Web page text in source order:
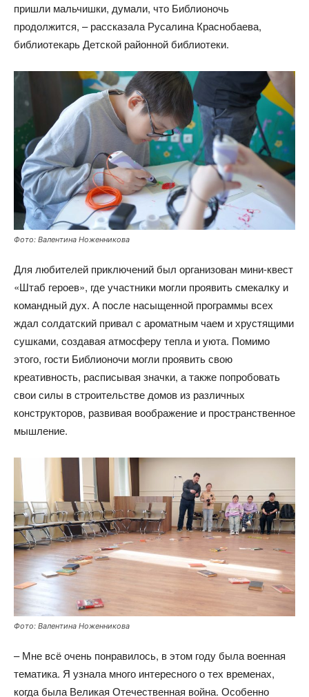
пришли мальчишки, думали, что Библионочь
продолжится, – рассказала Русалина Краснобаева,
библиотекарь Детской районной библиотеки.
Фото: Валентина Ноженникова
Для любителей приключений был организован мини-квест
«Штаб героев», где участники могли проявить смекалку и
командный дух. А после насыщенной программы всех
ждал солдатский привал с ароматным чаем и хрустящими
сушками, создавая атмосферу тепла и уюта. Помимо
этого, гости Библионочи могли проявить свою
креативность, расписывая значки, а также попробовать
свои силы в строительстве домов из различных
конструкторов, развивая воображение и пространственное
мышление.
Фото: Валентина Ноженникова
– Мне всё очень понравилось, в этом году была военная
тематика. Я узнала много интересного о тех временах,
когда была Великая Отечественная война. Особенно